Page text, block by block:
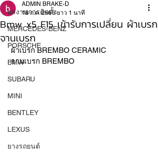
ผลงานการติดตั้ง
MERCEDES-BENZ
PORSCHE
BMW
SUBARU
MINI
BENTLEY
LEXUS
ยางรถยนต์
Bmw x5 F15 เข้ารับการเปลี่ยน ผ้าเบรก
จานเบรก
ADMIN BRAKE-D
18 ก.ค. 2566 ยาว 1 นาที
ผ้าเบรก BREMBO CERAMIC
จานเบรก BREMBO